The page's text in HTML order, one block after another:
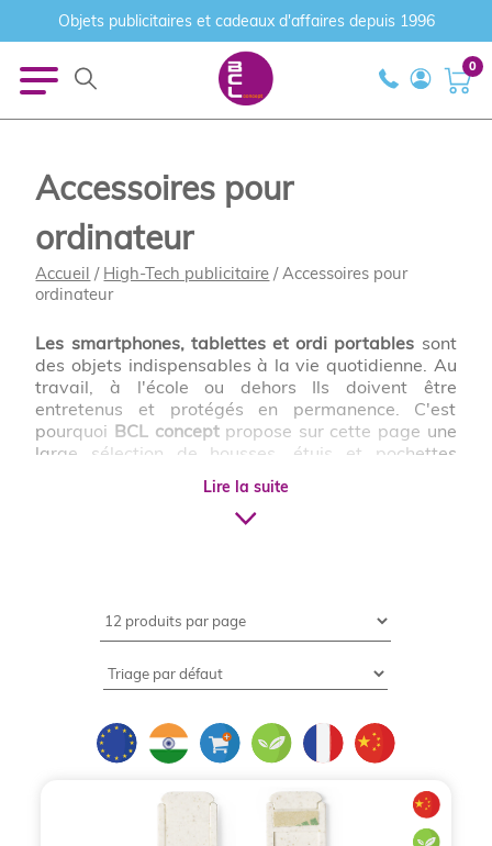
Objets publicitaires et cadeaux d'affaires depuis 1996
0
Accessoires pour
ordinateur
Accueil / High-Tech publicitaire / Accessoires pour
ordinateur
Les smartphones, tablettes et ordi portables sont
des objets indispensables à la vie quotidienne. Au
travail, à l'école ou dehors Ils doivent être
entretenus et protégés en permanence. C'est
pourquoi BCL conceptpropose sur cette page une
large sélection de housses, étuis et pochettes
personnalisables à votre communication
(sérigraphie, quadrichromie, marquage à chaud,
tampographie, etc.).Depuis les avancées
fera votre bonheur, mais surtout celui de vos
accessoires pour ordinateur personnalisables
partie des objets publicitaires d’utilité
feutrine, PVC, matière recyclées, néoprène.),
différentes formes et différentes couleurs,
étuis qui vous conviennent pour afficher au mieux
votre logo, véhiculer vos messages et promouvoir
Lire la suite